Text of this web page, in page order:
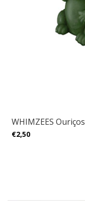
WHIMZEES Ouriços
€2,50